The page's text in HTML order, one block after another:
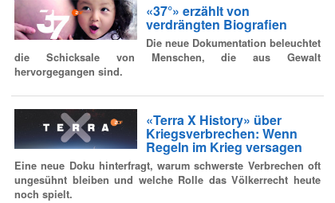
«37°» erzählt von
verdrängten Biografien
Die neue Dokumentation beleuchtet
die Schicksale von Menschen, die aus Gewalt
hervorgegangen sind.
«Terra X History» über
Kriegsverbrechen: Wenn
Regeln im Krieg versagen
Eine neue Doku hinterfragt, warum schwerste Verbrechen oft
ungesühnt bleiben und welche Rolle das Völkerrecht heute
noch spielt.